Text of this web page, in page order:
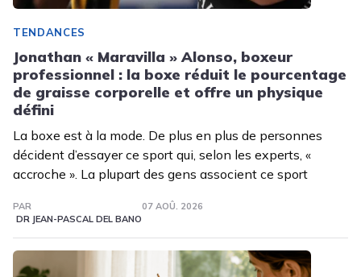
TENDANCES
Jonathan « Maravilla » Alonso, boxeur
professionnel : la boxe réduit le pourcentage
de graisse corporelle et offre un physique
défini
La boxe est à la mode. De plus en plus de personnes
décident d’essayer ce sport qui, selon les experts, «
accroche ». La plupart des gens associent ce sport
PAR
DR JEAN-PASCAL DEL BANO
07 AOÛ. 2026